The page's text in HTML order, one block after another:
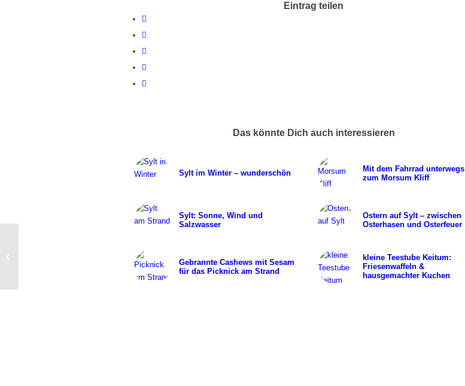
Eintrag teilen
Das könnte Dich auch interessieren
Sylt im Winter – wunderschön
Mit dem Fahrrad unterwegs
zum Morsum Kliff
Sylt: Sonne, Wind und
Salzwasser
Ostern auf Sylt – zwischen
Osterhasen und Osterfeuer
Gebrannte Cashews mit Sesam
für das Picknick am Strand
kleine Teestube Keitum:
Friesenwaffeln &
hausgemachter Kuchen